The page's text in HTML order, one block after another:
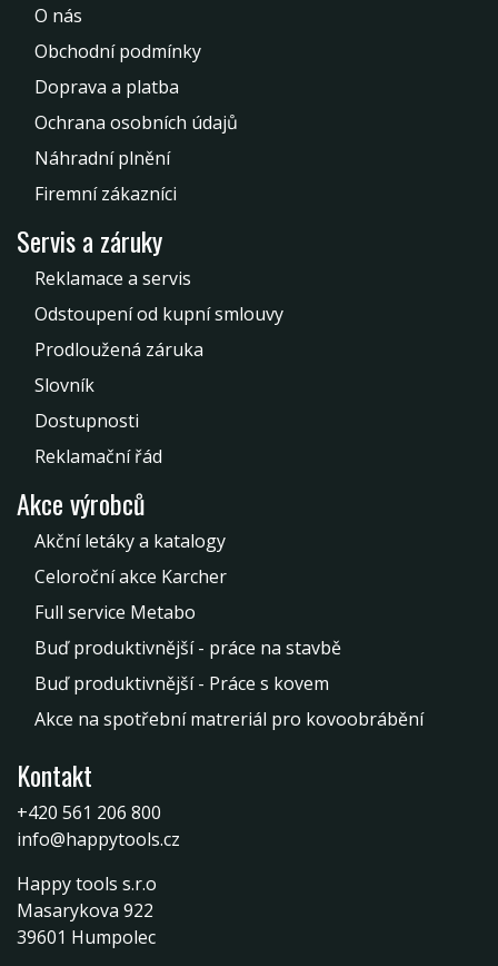
O nás
Obchodní podmínky
Doprava a platba
Ochrana osobních údajů
Náhradní plnění
Firemní zákazníci
Servis a záruky
Reklamace a servis
Odstoupení od kupní smlouvy
Prodloužená záruka
Slovník
Dostupnosti
Reklamační řád
Akce výrobců
Akční letáky a katalogy
Celoroční akce Karcher
Full service Metabo
Buď produktivnější - práce na stavbě
Buď produktivnější - Práce s kovem
Akce na spotřební matreriál pro kovoobrábění
Kontakt
+420 561 206 800
info@happytools.cz
Happy tools s.r.o
Masarykova 922
39601 Humpolec